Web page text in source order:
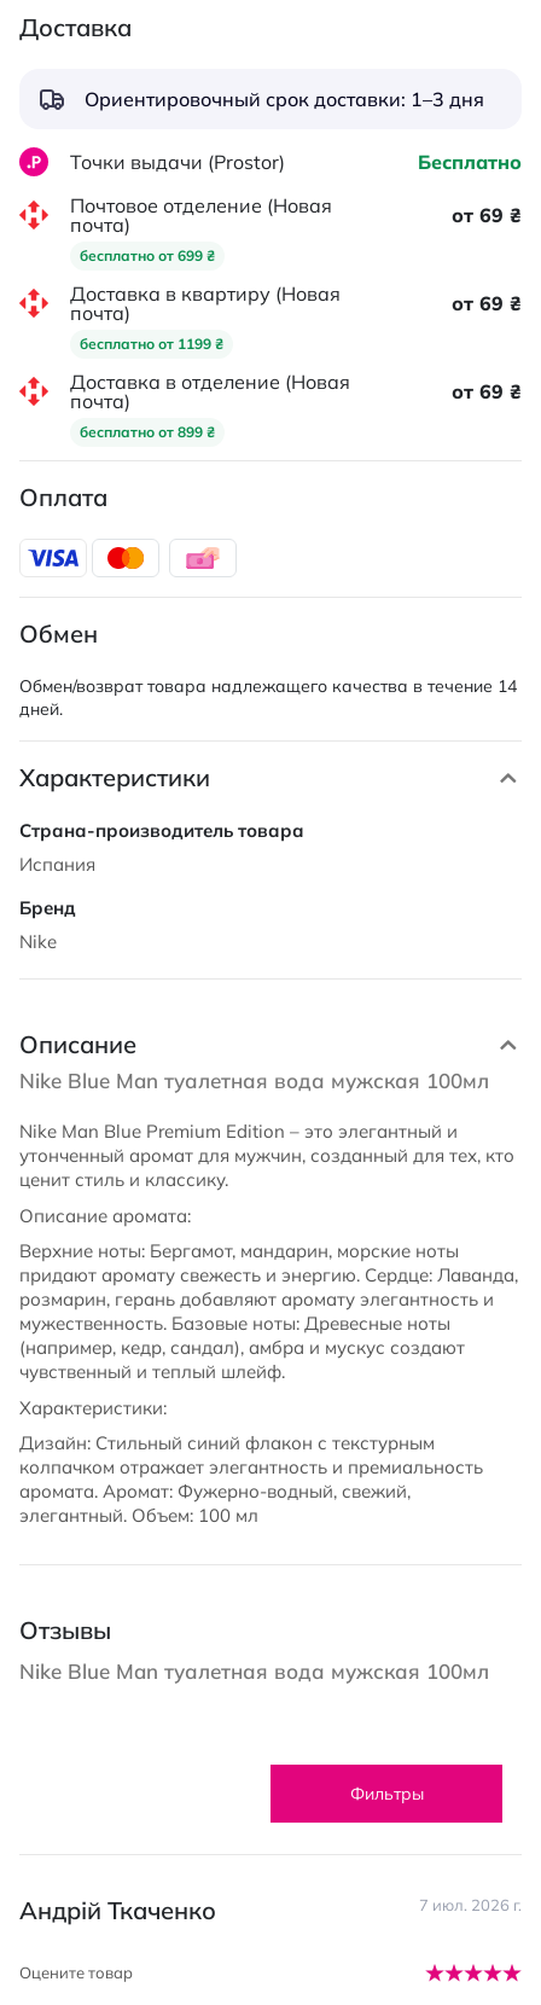
Доставка
Ориентировочный срок доставки: 1–3 дня
Точки выдачи (Prostor)
Бесплатно
Почтовое отделение (Новая
почта)
бесплатно от 699 ₴
от 69 ₴
Доставка в квартиру (Новая
почта)
бесплатно от 1199 ₴
от 69 ₴
Доставка в отделение (Новая
почта)
бесплатно от 899 ₴
от 69 ₴
Оплата
Обмен
Обмен/возврат товара надлежащего качества в течение 14
дней.
Характеристики
Характеристики
Испания
Nike
Описание
Nike Blue Man туалетная вода мужская 100мл
Nike Man Blue Premium Edition – это элегантный и
утонченный аромат для мужчин, созданный для тех, кто
ценит стиль и классику.
Описание аромата:
Верхние ноты: Бергамот, мандарин, морские ноты
придают аромату свежесть и энергию. Сердце: Лаванда,
розмарин, герань добавляют аромату элегантность и
мужественность. Базовые ноты: Древесные ноты
(например, кедр, сандал), амбра и мускус создают
чувственный и теплый шлейф.
Характеристики:
Дизайн: Стильный синий флакон с текстурным
колпачком отражает элегантность и премиальность
аромата. Аромат: Фужерно-водный, свежий,
элегантный. Объем: 100 мл
Отзывы
Nike Blue Man туалетная вода мужская 100мл
Фильтры
Андрій Ткаченко 7 июл. 2026 г.
Оцените товар